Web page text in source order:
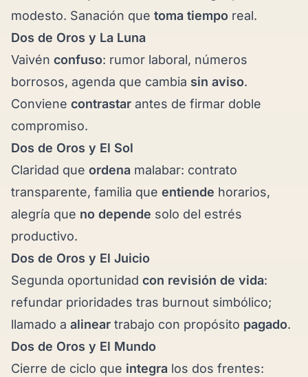
modesto. Sanación que toma tiempo real.
Dos de Oros y La Luna
Vaivén confuso: rumor laboral, números
borrosos, agenda que cambia sin aviso.
Conviene contrastar antes de firmar doble
compromiso.
Dos de Oros y El Sol
Claridad que ordena malabar: contrato
transparente, familia que entiende horarios,
alegría que no depende solo del estrés
productivo.
Dos de Oros y El Juicio
Segunda oportunidad con revisión de vida:
refundar prioridades tras burnout simbólico;
llamado a alinear trabajo con propósito pagado.
Dos de Oros y El Mundo
Cierre de ciclo que integra los dos frentes: